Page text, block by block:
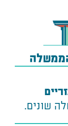
שונים.